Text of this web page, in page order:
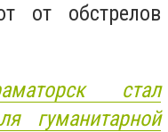
от обстрелов
стал
гуманитарной